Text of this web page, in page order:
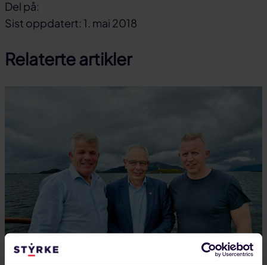
Del på:
Del
facebook
Del
linkedin
Del
Sist oppdatert: 1. mai 2018
Relaterte artikler